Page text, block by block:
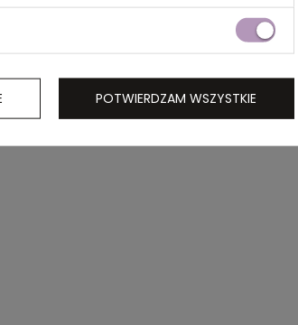
POTWIERDZAM WSZYSTKIE